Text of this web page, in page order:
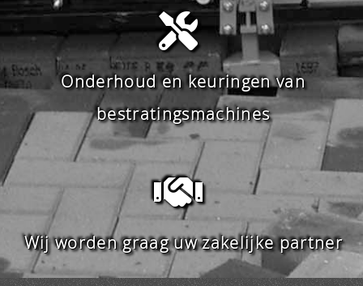
Onderhoud en keuringen van
bestratingsmachines
Wij worden graag uw zakelijke partner